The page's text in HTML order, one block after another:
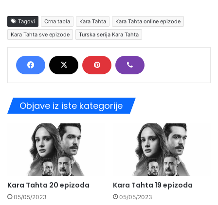
Tagovi Crna tabla Kara Tahta
Kara Tahta online epizode
Kara Tahta sve epizode
Turska serija Kara Tahta
Objave iz iste kategorije
Kara Tahta 20 epizoda
05/05/2023
Kara Tahta 19 epizoda
05/05/2023